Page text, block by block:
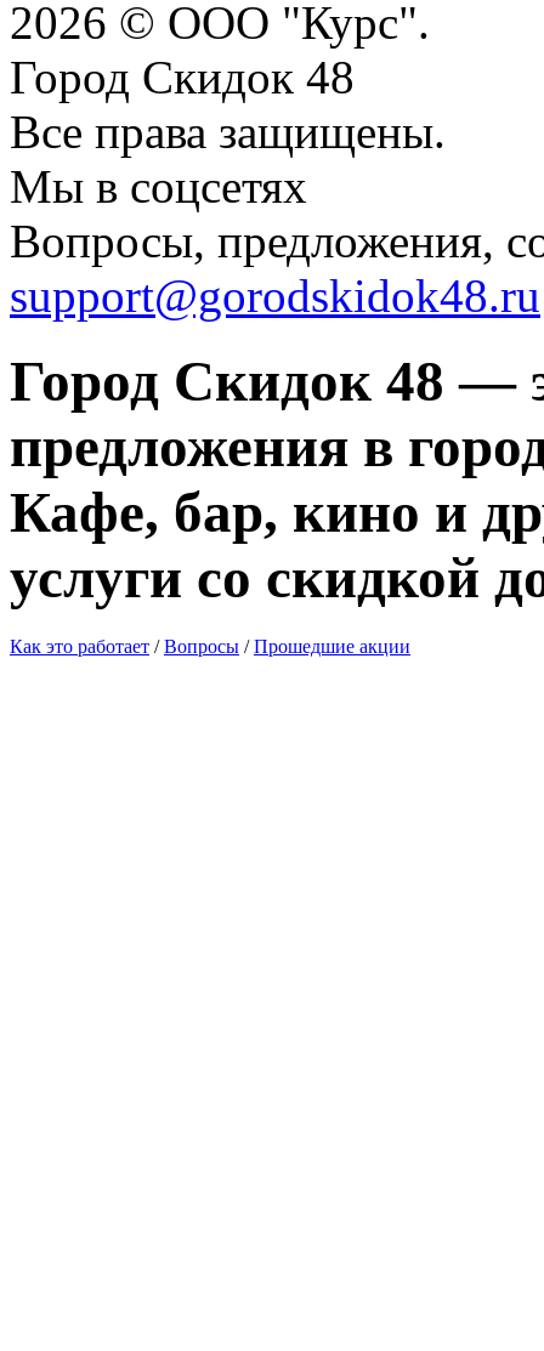
2026 © ООО "Курс".
Город Скидок 48
Все права защищены.
Мы в соцсетях
Вопросы, предложения,
support@gorodskidok48.ru
Город Скидок 48 —
предложения в
Кафе, бар, кино и
услуги со скидкой
Как это работает / Вопросы / Прошедшие акции